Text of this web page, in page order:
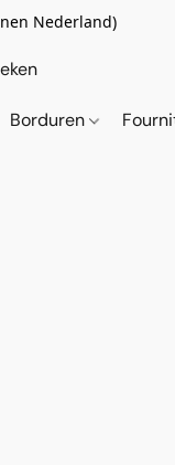
Nederland)
Borduren